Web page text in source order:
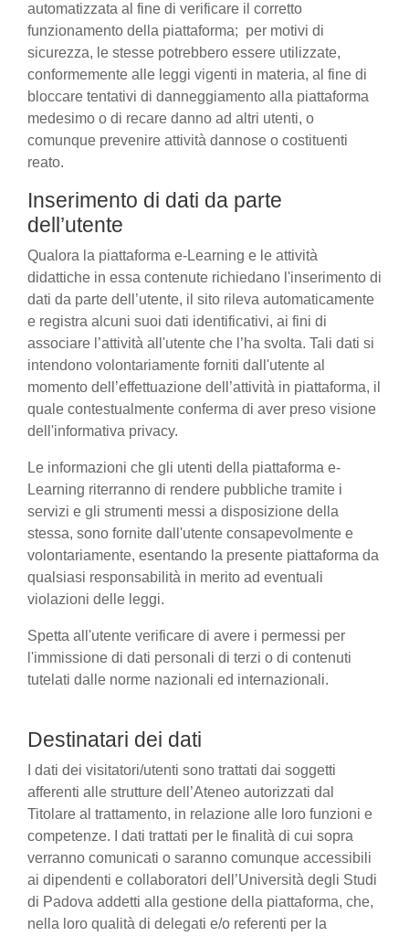
automatizzata al fine di verificare il corretto
funzionamento della piattaforma; per motivi di
sicurezza, le stesse potrebbero essere utilizzate,
conformemente alle leggi vigenti in materia, al fine di
bloccare tentativi di danneggiamento alla piattaforma
medesimo o di recare danno ad altri utenti, o
comunque prevenire attività dannose o costituenti
reato.
Inserimento di dati da parte
dell’utente
Qualora la piattaforma e-Learning e le attività
didattiche in essa contenute richiedano l'inserimento di
dati da parte dell’utente, il sito rileva automaticamente
e registra alcuni suoi dati identificativi, ai fini di
associare l’attività all'utente che l’ha svolta. Tali dati si
intendono volontariamente forniti dall'utente al
momento dell’effettuazione dell’attività in piattaforma, il
quale contestualmente conferma di aver preso visione
dell'informativa privacy.
Le informazioni che gli utenti della piattaforma e-
Learning riterranno di rendere pubbliche tramite i
servizi e gli strumenti messi a disposizione della
stessa, sono fornite dall'utente consapevolmente e
volontariamente, esentando la presente piattaforma da
qualsiasi responsabilità in merito ad eventuali
violazioni delle leggi.
Spetta all'utente verificare di avere i permessi per
l'immissione di dati personali di terzi o di contenuti
tutelati dalle norme nazionali ed internazionali.
Destinatari dei dati
I dati dei visitatori/utenti sono trattati dai soggetti
afferenti alle strutture dell’Ateneo autorizzati dal
Titolare al trattamento, in relazione alle loro funzioni e
competenze. I dati trattati per le finalità di cui sopra
verranno comunicati o saranno comunque accessibili
ai dipendenti e collaboratori dell’Università degli Studi
di Padova addetti alla gestione della piattaforma, che,
nella loro qualità di delegati e/o referenti per la